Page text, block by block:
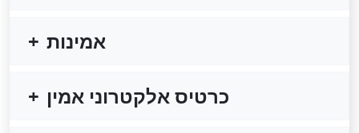
אמינות
כרטיס אלקטרוני אמין